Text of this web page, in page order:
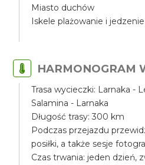
Miasto duchów
Iskele plażowanie i jedzenie
HARMONOGRAM
Trasa wycieczki: Larnaka -
Salamina - Larnaka
Długość trasy: 300 km
Podczas przejazdu
posiłki, a także sesje
Czas trwania: jeden dzień,